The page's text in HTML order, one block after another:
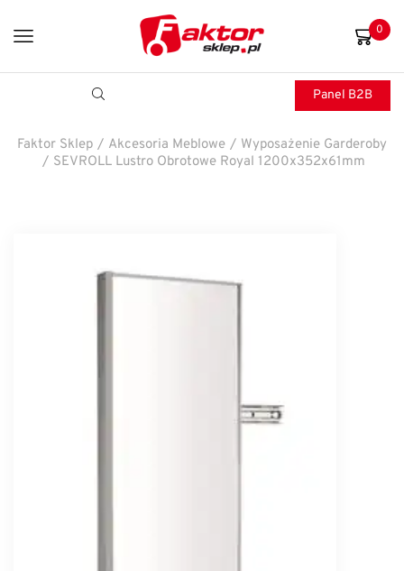
0
Panel B2B
Faktor Sklep / Akcesoria Meblowe / Wyposażenie Garderoby
/ SEVROLL Lustro Obrotowe Royal 1200x352x61mm